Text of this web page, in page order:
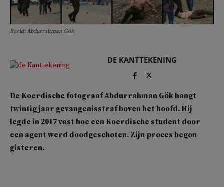
Beeld: Abdurrahman Gök
DE KANTTEKENING
De Koerdische fotograaf Abdurrahman Gök hangt
twintig jaar gevangenisstraf boven het hoofd. Hij
legde in 2017 vast hoe een Koerdische student door
een agent werd doodgeschoten. Zijn proces begon
gisteren.